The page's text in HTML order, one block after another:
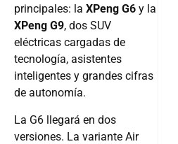
principales: la XPeng G6 y la
XPeng G9, dos SUV
eléctricas cargadas de
tecnología, asistentes
inteligentes y grandes cifras
de autonomía.
La G6 llegará en dos
versiones. La variante Air